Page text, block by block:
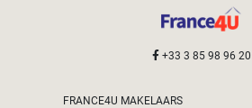
+33 3 85 98 96 20
FRANCE4U MAKELAARS